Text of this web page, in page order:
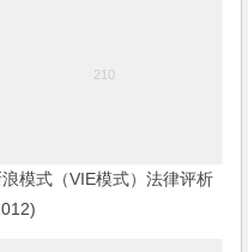
浪模式（VIE模式）法律评析